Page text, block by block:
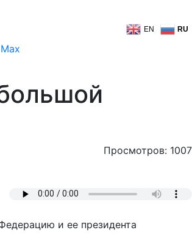
EN RU
Просмотров: 1007
и ее президента